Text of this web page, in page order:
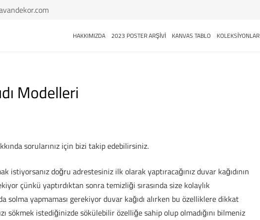
HAKKIMIZDA 2023 POSTER ARŞİVİ KANVAS TABLO KOLEKSİYONLAR
Modelleri
sorularınız için bizi takip edebilirsiniz.
istiyorsanız doğru adrestesiniz ilk olarak yaptıracağınız duvar kağıdının
çünkü yaptırdıktan sonra temizliği sırasında size kolaylık
solma yapmaması gerekiyor duvar kağıdı alırken bu özelliklere dikkat
sökmek istediğinizde sökülebilir özelliğe sahip olup olmadığını bilmeniz